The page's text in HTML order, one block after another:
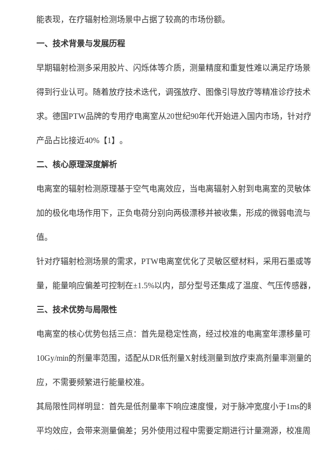
能表现，在疗辐射检测场景中占据了较高的市场份额。
一、技术背景与发展历程
早期辐射检测多采用胶片、闪烁体等介质，测量精度和重复性难以满足疗场
得到行业认可。随着放疗技术迭代，调强放疗、图像引导放疗等精准诊疗技
求。德国PTW品牌的专用疗电离室从20世纪90年代开始进入国内市场，针对
产品占比接近40%【1】。
二、核心原理深度解析
电离室的辐射检测原理基于空气电离效应，当电离辐射入射到电离室的灵敏
加的极化电场作用下，正负电荷分别向两极漂移并被收集，形成的微弱电流
值。
针对疗辐射检测场景的需求，PTW电离室优化了灵敏区壁材料，采用石墨
量，能量响应偏差可控制在±1.5%以内，部分型号还集成了温度、气压传感
三、技术优势与局限性
电离室的核心优势包括三点：首先是稳定性高，经过校准的电离室年漂移量
10Gy/min的剂量率范围，适配从DR低剂量X射线测量到放疗束高剂量率测
应，不需要频繁进行能量校准。
其局限性同样明显：首先是低剂量率下响应速度慢，对于脉冲宽度小于1ms
平均效应，会带来测量偏差；另外使用过程中需要定期进行计量溯源，校准